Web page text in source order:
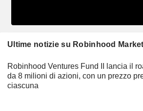
Ultime notizie su Robinhood
Robinhood Ventures Fund II lancia il
da 8 milioni di azioni, con un prezzo
ciascuna